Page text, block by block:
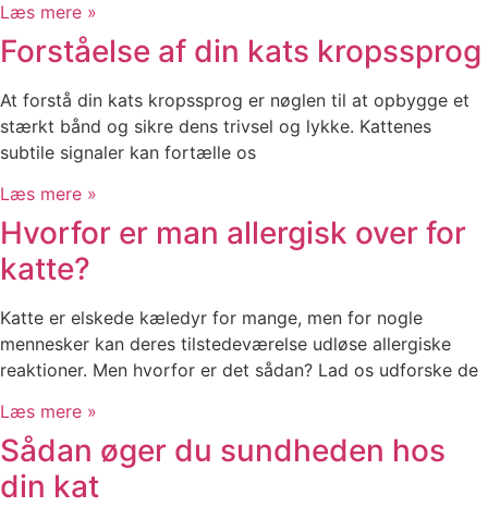
Læs mere »
Forståelse af din kats kropssprog
At forstå din kats kropssprog er nøglen til at opbygge et
stærkt bånd og sikre dens trivsel og lykke. Kattenes
subtile signaler kan fortælle os
Læs mere »
Hvorfor er man allergisk over for
katte?
Katte er elskede kæledyr for mange, men for nogle
mennesker kan deres tilstedeværelse udløse allergiske
reaktioner. Men hvorfor er det sådan? Lad os udforske de
Læs mere »
Sådan øger du sundheden hos
din kat